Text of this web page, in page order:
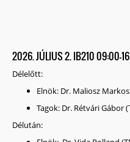
2026. JÚLIUS 2. IB210 09:00-
Délelőtt:
Elnök: Dr. Maliosz
Tagok: Dr. Rétvári Gábor
Délután: